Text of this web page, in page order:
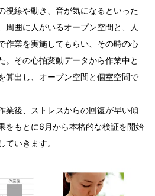
視線や動き、音が気になるといった
周囲に人がいるオープン空間と、人
作業を実施してもらい、その時の心
。その心拍変動データから作業中と
算出し、オープン空間と個室空間で
業後、ストレスからの回復が早い傾
をもとに6月から本格的な検証を開始
ていきます。